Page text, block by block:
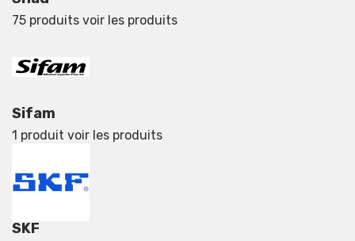
75 produits voir les produits
Sifam
1 produit voir les produits
SKF